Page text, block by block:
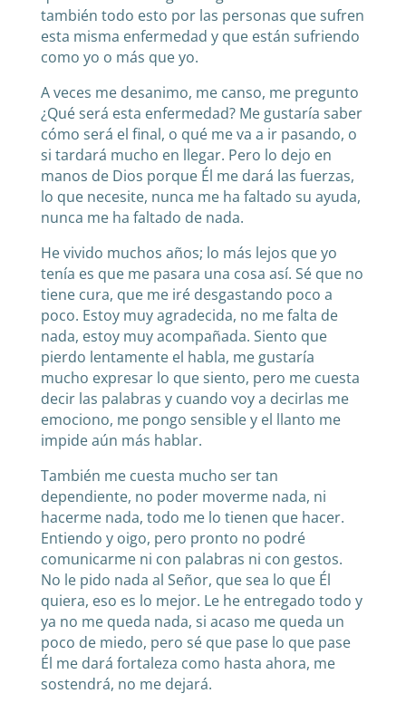
también todo esto por las personas que sufren
esta misma enfermedad y que están sufriendo
como yo o más que yo.
A veces me desanimo, me canso, me pregunto
¿Qué será esta enfermedad? Me gustaría saber
cómo será el final, o qué me va a ir pasando, o
si tardará mucho en llegar. Pero lo dejo en
manos de Dios porque Él me dará las fuerzas,
lo que necesite, nunca me ha faltado su ayuda,
nunca me ha faltado de nada.
He vivido muchos años; lo más lejos que yo
tenía es que me pasara una cosa así. Sé que no
tiene cura, que me iré desgastando poco a
poco. Estoy muy agradecida, no me falta de
nada, estoy muy acompañada. Siento que
pierdo lentamente el habla, me gustaría
mucho expresar lo que siento, pero me cuesta
decir las palabras y cuando voy a decirlas me
emociono, me pongo sensible y el llanto me
impide aún más hablar.
También me cuesta mucho ser tan
dependiente, no poder moverme nada, ni
hacerme nada, todo me lo tienen que hacer.
Entiendo y oigo, pero pronto no podré
comunicarme ni con palabras ni con gestos.
No le pido nada al Señor, que sea lo que Él
quiera, eso es lo mejor. Le he entregado todo y
ya no me queda nada, si acaso me queda un
poco de miedo, pero sé que pase lo que pase
Él me dará fortaleza como hasta ahora, me
sostendrá, no me dejará.